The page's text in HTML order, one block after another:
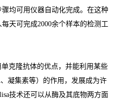
均可用仪器自动化完成。在这种
每天可完成2000余个样本的检测工
克隆抗体的优点，并能利用某些
、凝集素等）的作用，发展成为许
技术还可以从酶及其底物两方面